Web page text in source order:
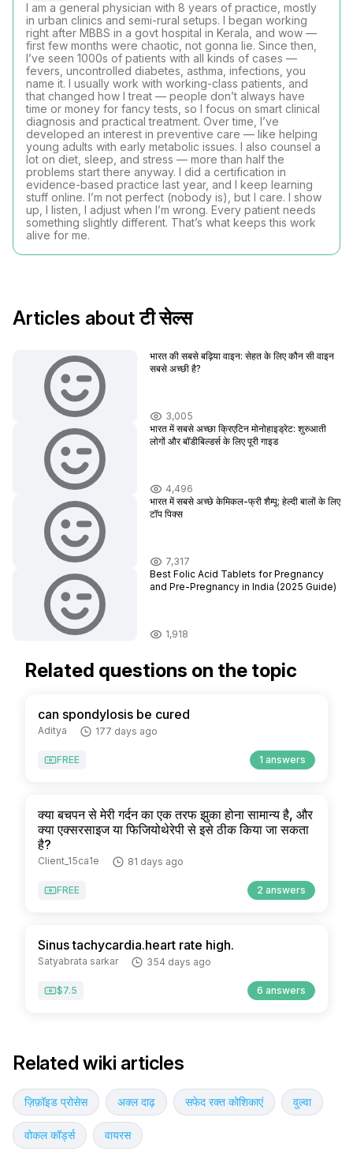
I am a general physician with 8 years of practice, mostly
in urban clinics and semi-rural setups. I began working
right after MBBS in a govt hospital in Kerala, and wow —
first few months were chaotic, not gonna lie. Since then,
I’ve seen 1000s of patients with all kinds of cases —
fevers, uncontrolled diabetes, asthma, infections, you
name it. I usually work with working-class patients, and
that changed how I treat — people don’t always have
time or money for fancy tests, so I focus on smart clinical
diagnosis and practical treatment. Over time, I’ve
developed an interest in preventive care — like helping
young adults with early metabolic issues. I also counsel a
lot on diet, sleep, and stress — more than half the
problems start there anyway. I did a certification in
evidence-based practice last year, and I keep learning
stuff online. I’m not perfect (nobody is), but I care. I show
up, I listen, I adjust when I’m wrong. Every patient needs
something slightly different. That’s what keeps this work
alive for me.
Articles about टी सेल्स
भारत की सबसे बढ़िया वाइन: सेहत के लिए कौन सी वाइन
सबसे अच्छी है?
3,005
भारत में सबसे अच्छा क्रिएटिन मोनोहाइड्रेट: शुरुआती
लोगों और बॉडीबिल्डर्स के लिए पूरी गाइड
4,496
भारत में सबसे अच्छे केमिकल-फ्री शैम्पू: हेल्दी बालों के लिए
टॉप पिक्स
7,317
Best Folic Acid Tablets for Pregnancy
and Pre-Pregnancy in India (2025 Guide)
1,918
Related questions on the topic
can spondylosis be cured
Aditya 177 days ago
FREE 1 answers
क्या बचपन से मेरी गर्दन का एक तरफ झुका होना सामान्य है, और
क्या एक्सरसाइज या फिजियोथेरेपी से इसे ठीक किया जा सकता
है?
Client_15ca1e 81 days ago
FREE 2 answers
Sinus tachycardia.heart rate high.
Satyabrata sarkar 354 days ago
$7.5 6 answers
Related wiki articles
ज़िफ़ॉइड प्रोसेस अक्ल दाढ़ सफेद रक्त कोशिकाएं वुल्वा
वोकल कॉर्ड्स वायरस